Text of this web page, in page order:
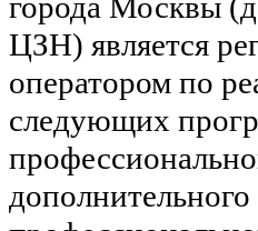
ЦЗН) является
оператором по
следующих
дополнительного